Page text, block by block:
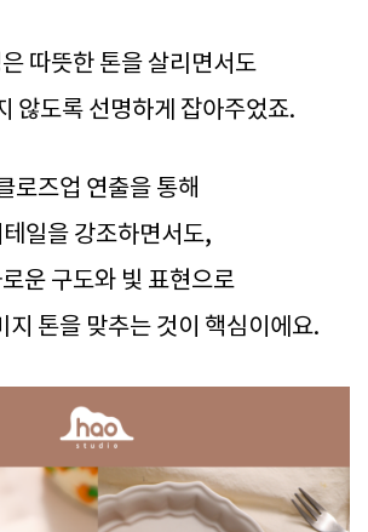
따뜻한 톤을 살리면서도
않도록 선명하게 잡아주었죠.
로즈업 연출을 통해
일을 강조하면서도,
운 구도와 빛 표현으로
지 톤을 맞추는 것이 핵심이에요.